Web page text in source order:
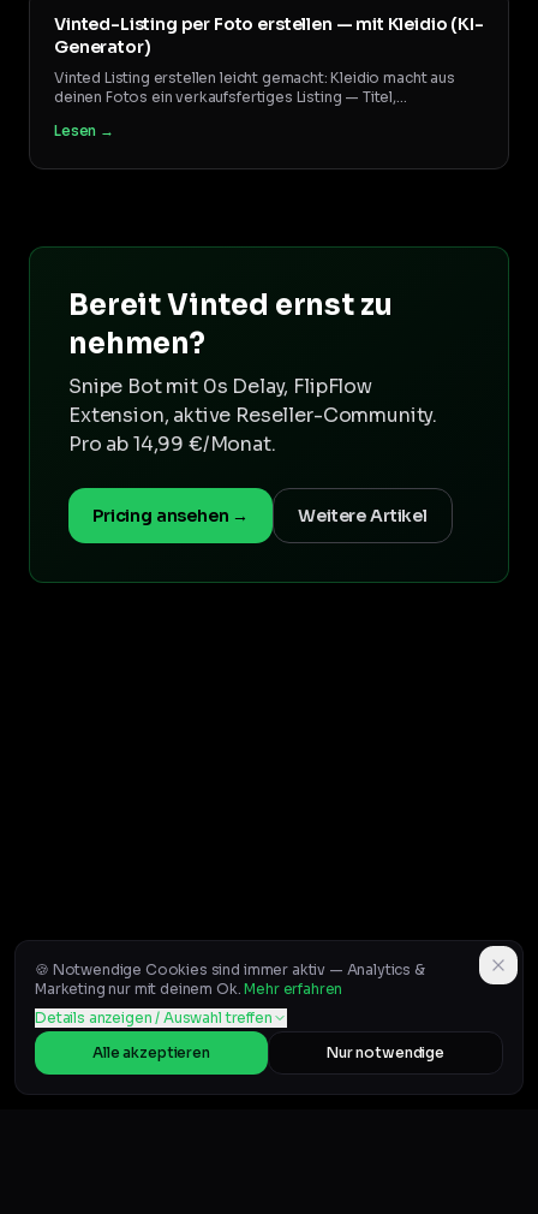
Vinted-Listing per Foto erstellen — mit Kleidio (KI-
Generator)
Vinted Listing erstellen leicht gemacht: Kleidio macht aus
deinen Fotos ein verkaufsfertiges Listing — Titel,
Checkliste automatisch. So geht's.
Lesen →
Bereit Vinted ernst zu
nehmen?
Snipe Bot mit 0s Delay, FlipFlow
Extension, aktive Reseller-Community.
Pro ab 14,99 €/Monat.
Pricing ansehen → Weitere Artikel
🍪 Notwendige Cookies sind immer aktiv — Analytics &
Marketing nur mit deinem Ok. Mehr erfahren
Details anzeigen / Auswahl treffen
Alle akzeptieren
Nur notwendige